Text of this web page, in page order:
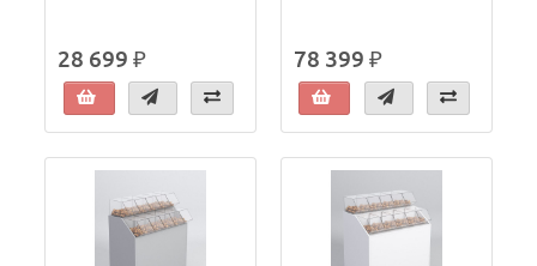
28 699 ₽ 78 399 ₽